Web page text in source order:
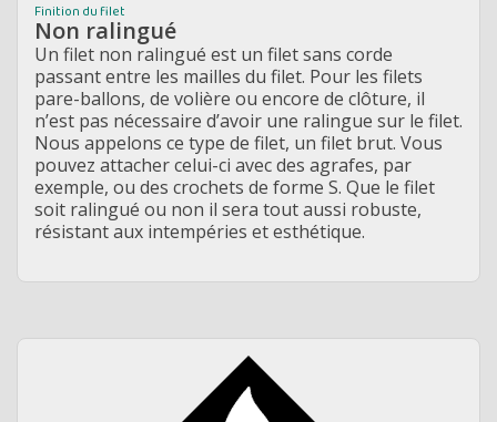
Finition du filet
Non ralingué
Un filet non ralingué est un filet sans corde
passant entre les mailles du filet. Pour les filets
pare-ballons, de volière ou encore de clôture, il
n’est pas nécessaire d’avoir une ralingue sur le filet.
Nous appelons ce type de filet, un filet brut. Vous
pouvez attacher celui-ci avec des agrafes, par
exemple, ou des crochets de forme S. Que le filet
soit ralingué ou non il sera tout aussi robuste,
résistant aux intempéries et esthétique.